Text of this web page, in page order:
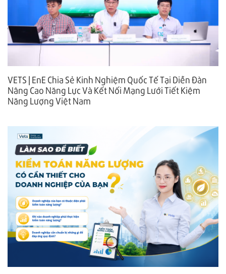
VETS | EnE Chia Sẻ Kinh Nghiệm Quốc Tế Tại Diễn Đàn
Nâng Cao Năng Lực Và Kết Nối Mạng Lưới Tiết Kiệm
Năng Lượng Việt Nam